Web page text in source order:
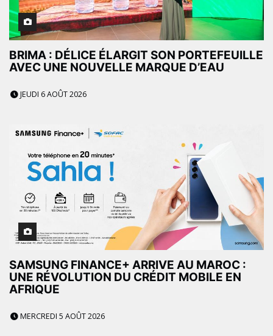
BRIMA : DÉLICE ÉLARGIT SON PORTEFEUILLE
AVEC UNE NOUVELLE MARQUE D’EAU
JEUDI 6 AOÛT 2026
SAMSUNG FINANCE+ ARRIVE AU MAROC :
UNE RÉVOLUTION DU CRÉDIT MOBILE EN
AFRIQUE
MERCREDI 5 AOÛT 2026